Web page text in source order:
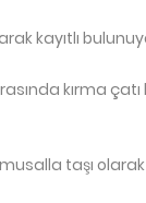
kayıtlı
kırma
taşı